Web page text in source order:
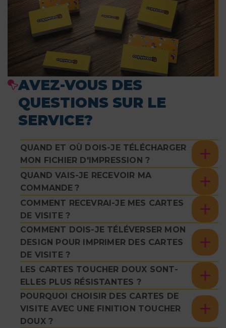
AVEZ-VOUS DES
QUESTIONS SUR LE
SERVICE?
QUAND ET OÙ DOIS-JE TÉLÉCHARGER
MON FICHIER D'IMPRESSION ?
QUAND VAIS-JE RECEVOIR MA
COMMANDE ?
COMMENT RECEVRAI-JE MES CARTES
DE VISITE ?
COMMENT DOIS-JE TÉLÉVERSER MON
DESIGN POUR IMPRIMER DES CARTES
DE VISITE ?
LES CARTES TOUCHER DOUX SONT-
ELLES PLUS RÉSISTANTES ?
POURQUOI CHOISIR DES CARTES DE
VISITE AVEC UNE FINITION TOUCHER
DOUX ?